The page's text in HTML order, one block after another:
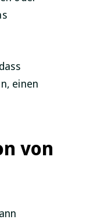
einen
von